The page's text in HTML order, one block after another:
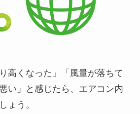
高くなった」「風量が落ちて
い」と感じたら、エアコン内
ょう。